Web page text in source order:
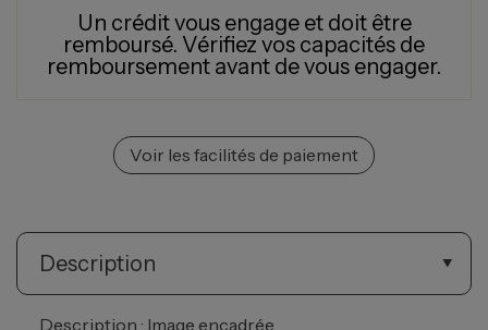
Un crédit vous engage et doit être
remboursé. Vérifiez vos capacités de
remboursement avant de vous engager.
Voir les facilités de paiement
Description
Description : Image encadrée